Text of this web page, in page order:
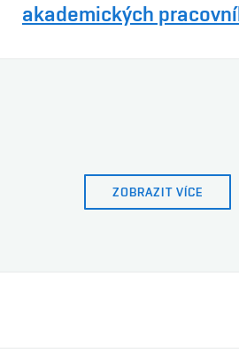
akademických
ZOBRAZIT VÍCE